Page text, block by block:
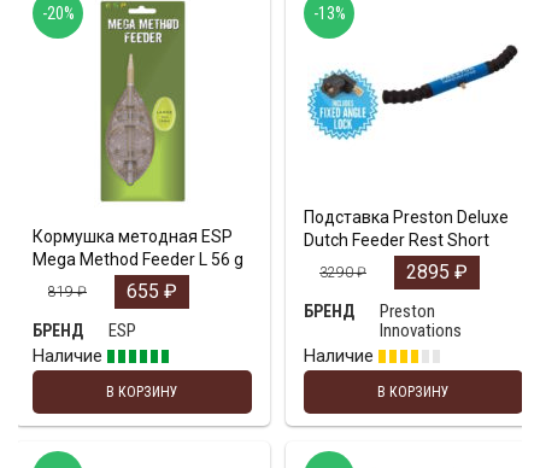
Кормушка методная ESP
Mega Method Feeder L 56 g
819₽ 655 ₽
БРЕНД
ESP
Наличие
В КОРЗИНУ
-20%
Подставка Preston Deluxe
Dutch Feeder Rest Short
3290₽ 2895 ₽
БРЕНД
Preston
Innovations
Наличие
В КОРЗИНУ
-13%